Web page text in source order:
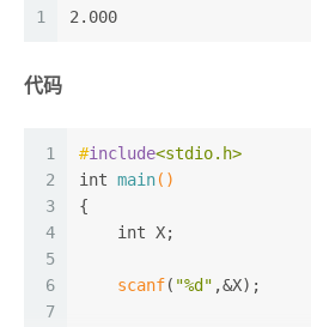
1 2.000
代码
1
2
3
4
5
6
7
#include<stdio.h>
int main()
{
int X;
scanf( "%d" ,&X);